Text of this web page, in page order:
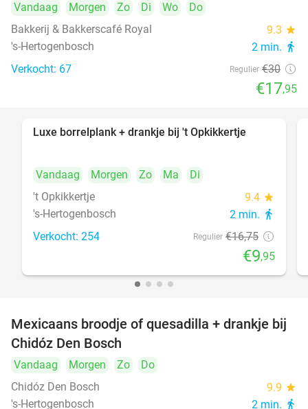
Vandaag Morgen Zo Di Wo
Do
Bakkerij & Bakkerscafé Royal
9.3 star
's-Hertogenbosch 2 min. directions_walk
Verkocht: 67 Regulier €30
€17,95
Luxe borrelplank + drankje bij 't Opkikkertje
Vandaag Morgen Zo Ma
Di
't Opkikkertje
9.4 star
's-Hertogenbosch 2 min. directions_walk
Verkocht: 254 Regulier €16,75
€9,95
37%
Mexicaans broodje of quesadilla + drankje bij
Chidóz Den Bosch
Vandaag Morgen Zo
Do
Chidóz Den Bosch
9.9 star
's-Hertogenbosch 2 min. directions_walk